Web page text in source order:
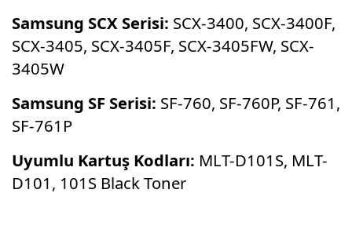
Samsung SCX Serisi: SCX-3400, SCX-3400F,
SCX-3405, SCX-3405F, SCX-3405FW, SCX-
3405W
Samsung SF Serisi: SF-760, SF-760P, SF-761,
SF-761P
Uyumlu Kartuş Kodları: MLT-D101S, MLT-
D101, 101S Black Toner